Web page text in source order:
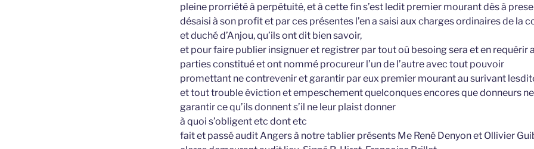
pleine prorriété à perpétuité, et à cette fin s’est ledit premier mourant dès à
désaisi à son profit et par ces présentes l’en a saisi aux charges ordinaires de la
et duché d’Anjou, qu’ils ont dit bien savoir,
et pour faire publier insignuer et registrer par tout où besoing sera et en requérir
parties constitué et ont nommé procureur l’un de l’autre avec tout pouvoir
promettant ne contrevenir et garantir par eux premier mourant au surivant
et tout trouble éviction et empeschement quelconques encores que donneurs
garantir ce qu’ils donnent s’il ne leur plaist donner
à quoi s’obligent etc dont etc
fait et passé audit Angers à notre tablier présents Me René Denyon et Ollivier